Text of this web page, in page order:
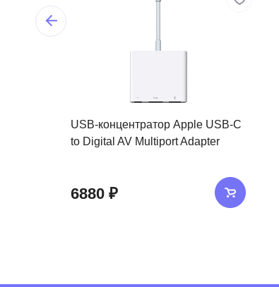
USB-концентратор Apple USB-C
to Digital AV Multiport Adapter
6880 ₽